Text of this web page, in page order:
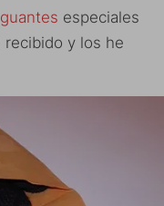
guantes especiales
recibido y los he